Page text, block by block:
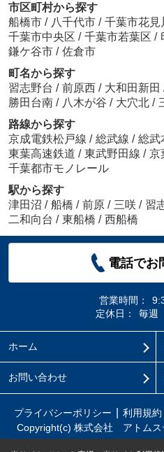
市区町村から探す
船橋市 / 八千代市 / 千葉市花見
千葉市中央区 / 千葉市若葉区 /
鎌ケ谷市 / 佐倉市
町名から探す
習志野台 / 前原西 / 大和田新田
勝田台南 / 八木が谷 / 大穴北 /
路線から探す
京成電鉄松戸線 / 総武線 / 総武
東葉高速鉄道 / 東武野田線 / 京
千葉都市モノレール
駅から探す
津田沼 / 船橋 / 前原 / 三咲 / 習
二和向台 / 東船橋 / 西船橋
電話でお
営業時間：
定休日：
毎週
ホーム
お問い合わせ
プライバシーポリシー 利用規約
Copyright(c) 株式会社 アトムス